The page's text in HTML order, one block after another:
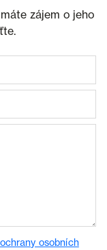
zájem o jeho
osobních